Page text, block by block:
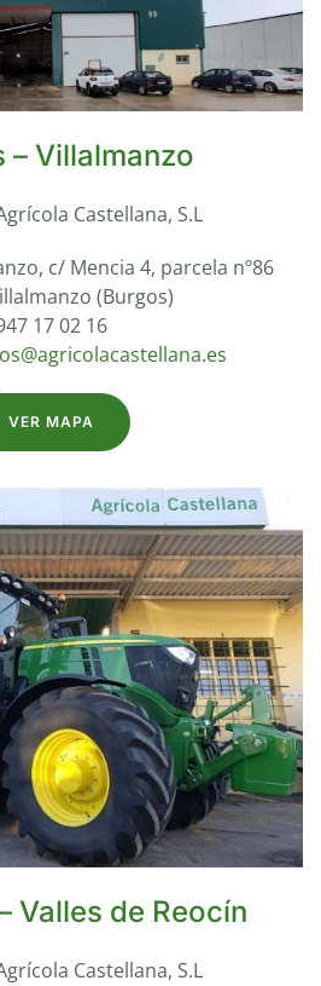
– Villalmanzo
Castellana, S.L
c/ Mencia 4, parcela nº86
(Burgos)
17 02 16
VER MAPA
Valles de Reocín
Castellana, S.L